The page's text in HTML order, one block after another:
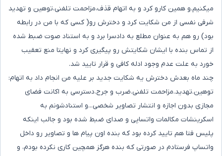
میکنیم.و همین کارو کرد و به اتهام قذف،مزاحمت تلفنی،توهین و تهدید
شرفی نفسی از من شکایت کرد و دخترش رو( کسی که با من در رابطه
بود) رو هم به عنوان مطلع به دادسرا برد و به استناد صوت ضبط شده
از تماس بنده با ایشان شکایتش رو پیگیری کرد و نهایتا منع تعقیب
خورد به علت عدم وجود ادله کافی و قرار تایید شد.
چند ماه بعدش دخترش یه شکایت جدید بر علیه من انجام داد به اتهام:
توهین.تهدید.مزاحمت تلفنی.ضرب و جرح.دسترسی به اکانت فضای
مجازی بدون اجازه و انتشار تصاویر شخصی...و استنادشونم به
اسکرینشات مکالمات واتساپی و صدای ضبط شده بود و جالب اینکه
پلیس فتا هم تایید کرده بود که بنده اون پیام ها و تصاویر رو داخل
واتساپ فرستادم در صورتی که بنده هرگز همچین کاری نکرده بودم، و